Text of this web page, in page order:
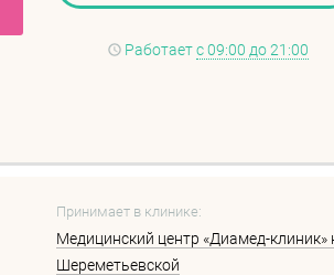
Работаетс 09:00 до 21:00
Принимает в клинике:
Медицинский центр «Диамед-клиник»
Шереметьевской